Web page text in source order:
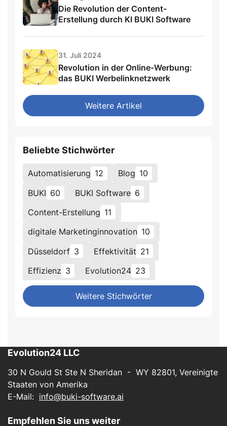
Die Revolution der Content-
Erstellung durch KI BUKI Software
31. Juli 2024
Revolution in der Online-Werbung:
das BUKI Werbelinknetzwerk
Weitere Artikel
Beliebte Stichwörter
Automatisierung 12 Blog 10
BUKI 60 BUKI Software 6
Content-Erstellung 11
digitale Marketinginnovation 10
Düsseldorf 3 Effektivität 21
Effizienz 3 Evolution24 23
Weitere Stichwörter
Evolution24 LLC
30 N Gould St Ste N Sheridan - WY 82801, Vereinigte
Staaten von Amerika
E-Mail: info@buki-software.ai
Empfehlen Sie uns weiter